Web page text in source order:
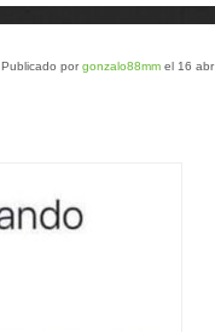
Publicado porgonzalo88mm el 16